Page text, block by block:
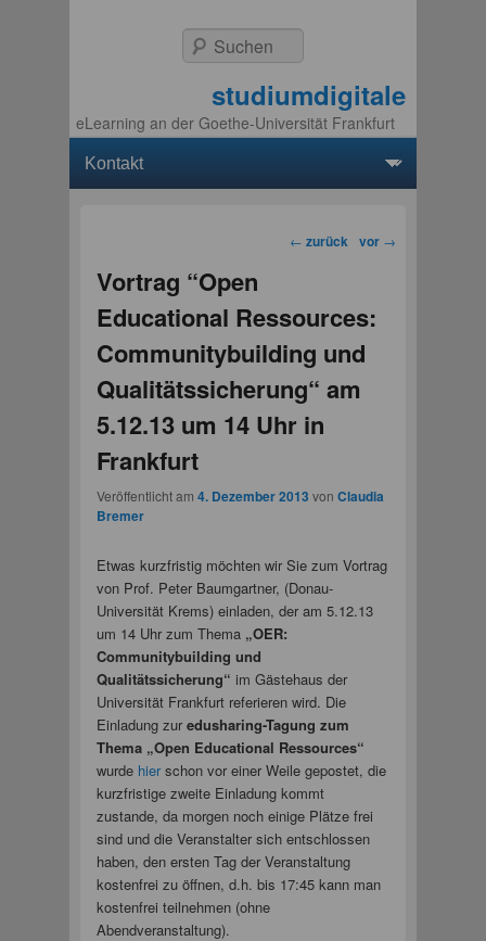
studiumdigitale
eLearning an der Goethe-Universität Frankfurt
Suchen
Beitragsnavigation
← zurück vor →
Vortrag “Open
Educational Ressources:
Communitybuilding und
Qualitätssicherung“ am
5.12.13 um 14 Uhr in
Frankfurt
Veröffentlicht am 4. Dezember 2013 von Claudia
Bremer
Etwas kurzfristig möchten wir Sie zum Vortrag
von Prof. Peter Baumgartner, (Donau-
Universität Krems) einladen, der am 5.12.13
um 14 Uhr zum Thema „OER:
Communitybuilding und
Qualitätssicherung“ im Gästehaus der
Universität Frankfurt referieren wird. Die
Einladung zur edusharing-Tagung zum
Thema „Open Educational Ressources“
wurde hierschon vor einer Weile gepostet, die
kurzfristige zweite Einladung kommt
zustande, da morgen noch einige Plätze frei
sind und die Veranstalter sich entschlossen
haben, den ersten Tag der Veranstaltung
kostenfrei zu öffnen, d.h. bis 17:45 kann man
kostenfrei teilnehmen (ohne
Abendveranstaltung).